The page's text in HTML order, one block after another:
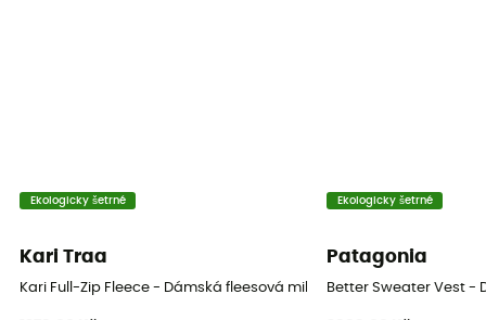
Střední fleesová mikina
Ekologicky šetrné
Kari Traa
Kari Full-Zip Fleece - Dámská fleesová mikina
Ekologicky šetrné
Patagonia
Better Sweater Vest -